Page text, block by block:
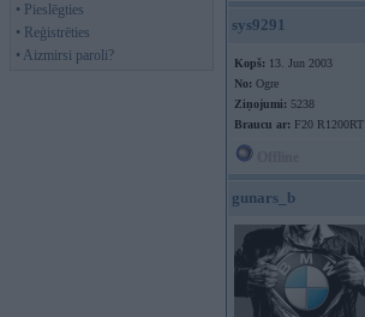
• Pieslēgties
• Reģistrēties
• Aizmirsi paroli?
sys9291
Kopš: 13. Jun 2003
No: Ogre
Ziņojumi: 5238
Braucu ar: F20 R1200RT
gunars_b